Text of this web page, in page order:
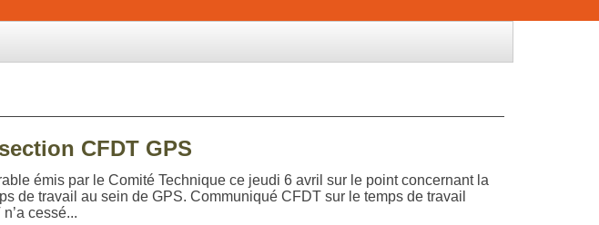
CFDT GPS
émis par le Comité Technique ce jeudi 6 avril sur le point concernant la
de travail au sein de GPS. Communiqué CFDT sur le temps de travail
cessé...